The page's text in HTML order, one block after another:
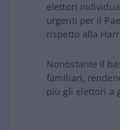
elettori
urgenti per il
rispetto alla
Nonostante il
familiari,
più gli elettori a